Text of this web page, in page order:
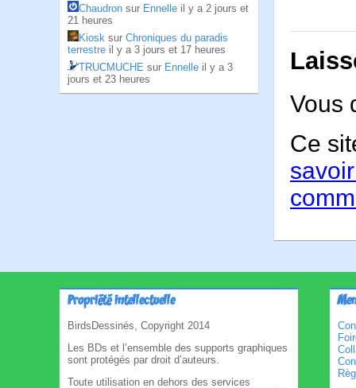
Chaudron sur Ennelle il y a 2 jours et
21 heures
Kiosk sur Chroniques du paradis
terrestre il y a 3 jours et 17 heures
TRUCMUCHE sur Ennelle il y a 3
jours et 23 heures
Vous
Ce
Propriété intellectuelle
BirdsDessinés, Copyright 2014
Les BDs et l’ensemble des supports graphiques
sont protégés par droit d’auteurs.
Toute utilisation en dehors des services